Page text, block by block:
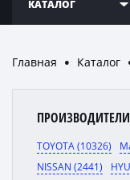
КАТАЛОГ
Главная ● Каталог
ПРОИЗВОДИТЕЛИ
TOYOTA (10326)
NISSAN (2441)